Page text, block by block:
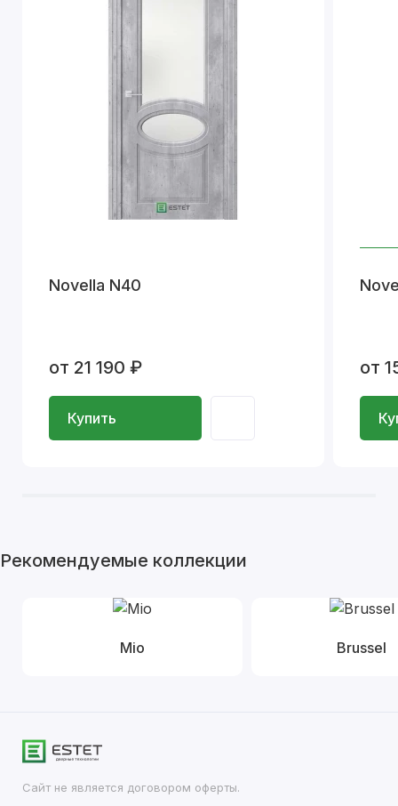
Novella N40
от 21 190 ₽
Купить
от
Рекомендуемые коллекции
Mio Brussel
Сайт не является договором оферты.